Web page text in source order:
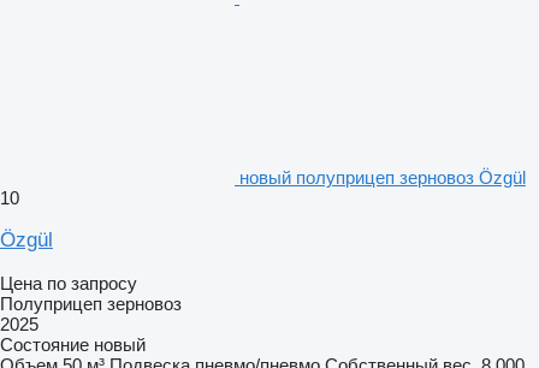
новый полуприцеп зерновоз Özgül
10
Özgül
Цена по запросу
Полуприцеп зерновоз
2025
Состояние новый